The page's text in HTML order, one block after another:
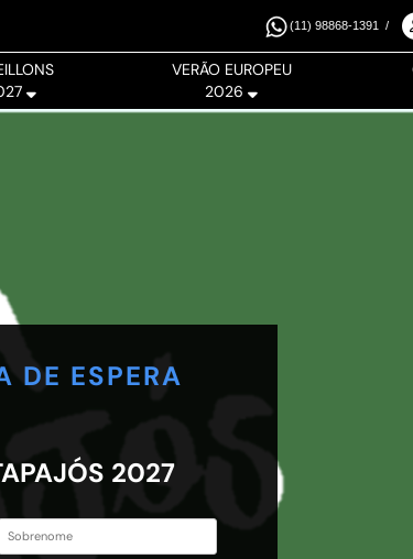
(11) 98868-1391 /
VERÃO EUROPEU
2026
DE ESPERA
2027